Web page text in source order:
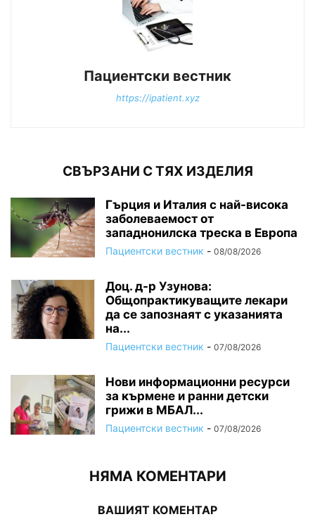
Пациентски вестник
https://ipatient.xyz
СВЪРЗАНИ С ТЯХ ИЗДЕЛИЯ
Гърция и Италия с най-висока
заболеваемост от
западнонилска треска в Европа
Пациентски вестник - 08/08/2026
Доц. д-р Узунова:
Общопрактикуващите лекари
да се запознаят с указанията
на...
Пациентски вестник - 07/08/2026
Нови информационни ресурси
за кърмене и ранни детски
грижи в МБАЛ...
Пациентски вестник - 07/08/2026
НЯМА КОМЕНТАРИ
ВАШИЯТ КОМЕНТАР